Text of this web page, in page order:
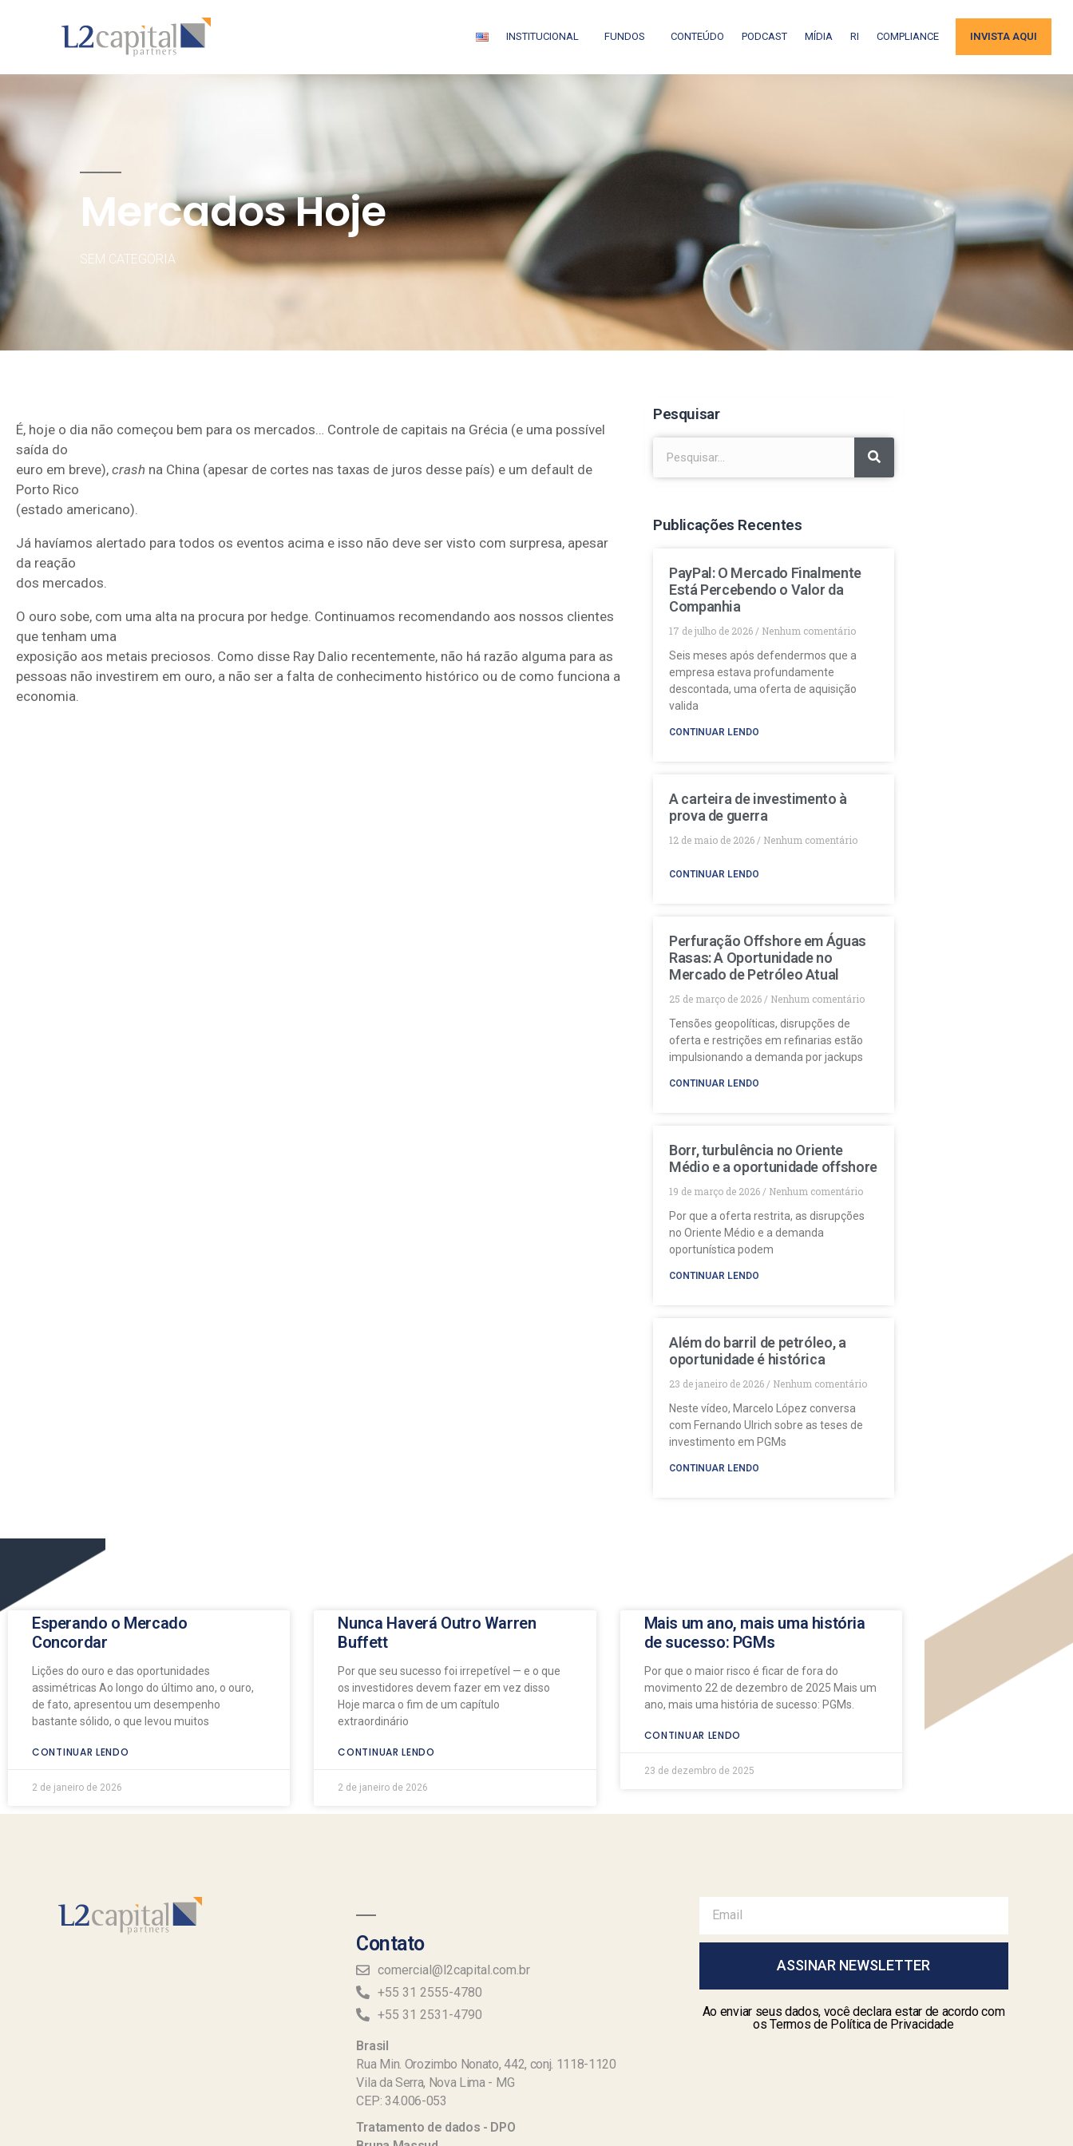
INSTITUCIONAL FUNDOS CONTEÚDO PODCAST MÍDIA RI COMPLIANCE INVISTA AQUI
Mercados Hoje
SEM CATEGORIA
É, hoje o dia não começou bem para os mercados… Controle de capitais na Grécia (e uma possível
saída do
euro em breve), crash na China (apesar de cortes nas taxas de juros desse país) e um default de
Porto Rico
(estado americano).
Já havíamos alertado para todos os eventos acima e isso não deve ser visto com surpresa, apesar
da reação
dos mercados.
O ouro sobe, com uma alta na procura por hedge. Continuamos recomendando aos nossos clientes
que tenham uma
exposição aos metais preciosos. Como disse Ray Dalio recentemente, não há razão alguma para as
pessoas não investirem em ouro, a não ser a falta de conhecimento histórico ou de como funciona a
economia.
Pesquisar
Publicações Recentes
PayPal: O Mercado Finalmente
Está Percebendo o Valor da
Companhia
17 de julho de 2026
Nenhum comentário
Seis meses após defendermos que a
empresa estava profundamente
descontada, uma oferta de aquisição
valida
CONTINUAR LENDO
A carteira de investimento à
prova de guerra
12 de maio de 2026 Nenhum comentário
CONTINUAR LENDO
Perfuração Offshore em Águas
Rasas: A Oportunidade no
Mercado de Petróleo Atual
25 de março de 2026
Nenhum comentário
Tensões geopolíticas, disrupções de
oferta e restrições em refinarias estão
impulsionando a demanda por jackups
CONTINUAR LENDO
Borr, turbulência no Oriente
Médio e a oportunidade offshore
19 de março de 2026
Nenhum comentário
Por que a oferta restrita, as disrupções
no Oriente Médio e a demanda
oportunística podem
CONTINUAR LENDO
Além do barril de petróleo, a
oportunidade é histórica
23 de janeiro de 2026
Nenhum comentário
Neste vídeo, Marcelo López conversa
com Fernando Ulrich sobre as teses de
investimento em PGMs
CONTINUAR LENDO
Esperando o Mercado
Concordar
Lições do ouro e das oportunidades
assimétricas Ao longo do último ano, o ouro,
de fato, apresentou um desempenho
bastante sólido, o que levou muitos
CONTINUAR LENDO
2 de janeiro de 2026
Nunca Haverá Outro Warren
Buffett
Por que seu sucesso foi irrepetível — e o que
os investidores devem fazer em vez disso
Hoje marca o fim de um capítulo
extraordinário
CONTINUAR LENDO
2 de janeiro de 2026
Mais um ano, mais uma história
de sucesso: PGMs
Por que o maior risco é ficar de fora do
movimento 22 de dezembro de 2025 Mais um
ano, mais uma história de sucesso: PGMs.
CONTINUAR LENDO
23 de dezembro de 2025
Contato
comercial@l2capital.com.br
+55 31 2555-4780
+55 31 2531-4790
Brasil
Rua Min. Orozimbo Nonato, 442, conj. 1118-1120
Vila da Serra, Nova Lima - MG
CEP: 34.006-053
Tratamento de dados - DPO
ASSINAR NEWSLETTER
Ao enviar seus dados, você declara estar de acordo com
os Termos de Política de Privacidade